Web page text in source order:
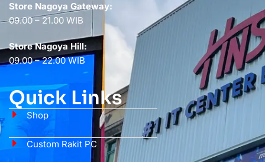
Store Nagoya Gateway:
09.00 – 21.00 WIB
Store Nagoya Hill:
09.00 – 22.00 WIB
Quick Links
Shop
Custom Rakit PC